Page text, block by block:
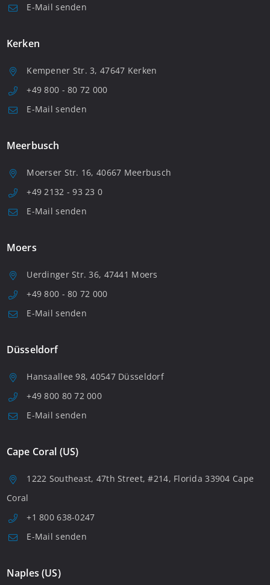
E-Mail senden
Kerken
Kempener Str. 3, 47647 Kerken
+49 800 - 80 72 000
E-Mail senden
Meerbusch
Moerser Str. 16, 40667 Meerbusch
+49 2132 - 93 23 0
E-Mail senden
Moers
Uerdinger Str. 36, 47441 Moers
+49 800 - 80 72 000
E-Mail senden
Düsseldorf
Hansaallee 98, 40547 Düsseldorf
+49 800 80 72 000
E-Mail senden
Cape Coral (US)
1222 Southeast, 47th Street, #214, Florida 33904 Cape
Coral
+1 800 638-0247
E-Mail senden
Naples (US)